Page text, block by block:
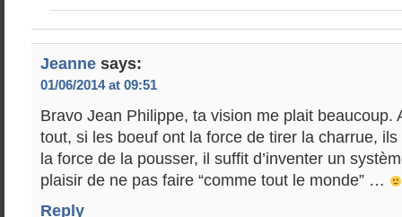
Jeanne says:
01/06/2014 at 09:51
Bravo Jean Philippe, ta vision me plait beaucoup.
tout, si les boeuf ont la force de tirer la charrue,
la force de la pousser, il suffit d’inventer un
plaisir de ne pas faire “comme tout le monde” …
Reply